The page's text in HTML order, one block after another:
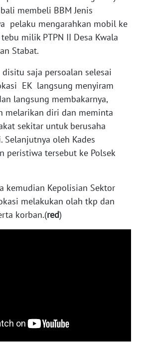
membeli BBM Jenis
pelaku mengarahkan mobil ke
milik PTPN II Desa Kwala
Stabat.
disitu saja persoalan selesai
EK langsung menyiram
langsung membakarnya,
melarikan diri dan meminta
sekitar untuk berusaha
Selanjutnya oleh Kades
peristiwa tersebut ke Polsek
kemudian Kepolisian Sektor
melakukan olah tkp dan
korban.(red)